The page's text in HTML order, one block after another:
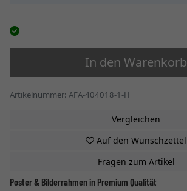
In den Warenkorb
Artikelnummer: AFA-404018-1-H
Vergleichen
Auf den Wunschzettel
Fragen zum Artikel
Poster & Bilderrahmen in Premium Qualität